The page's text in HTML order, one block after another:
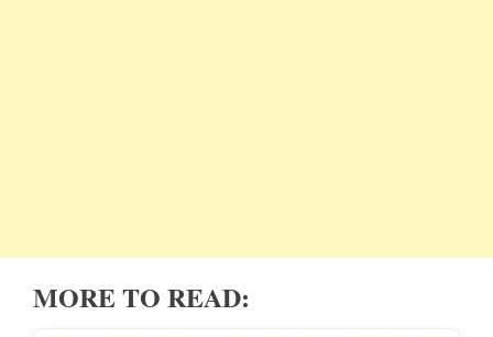
MORE TO READ: